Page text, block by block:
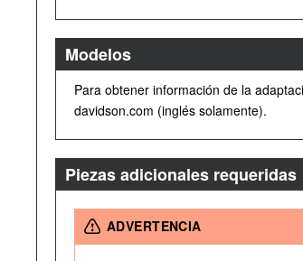
Modelos
Para obtener información de la
davidson.com (inglés solamente).
Piezas adicionales requeridas
ADVERTENCIA